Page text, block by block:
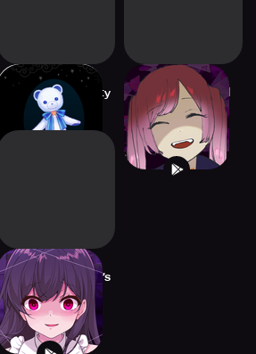
SECRET personality
test
CRAZY Girlfriend
Yandere Girlfriend’s
Manual